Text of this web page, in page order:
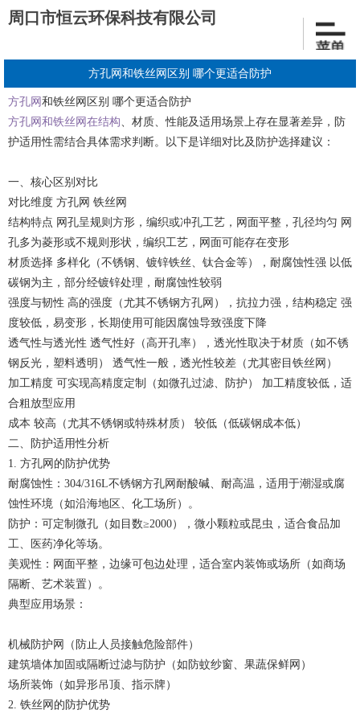
周口市恒云环保科技有限公司
方孔网和铁丝网区别 哪个更适合防护
方孔网 和铁丝网区别 哪个更适合防护
方孔网 和铁丝网在结构、材质、性能及适用场景上存在显著差异，防
护适用性需结合具体需求判断。以下是详细对比及防护选择建议：
一、核心区别对比
对比维度 方孔网 铁丝网
结构特点 网孔呈规则方形，编织或冲孔工艺，网面平整，孔径均匀 网
孔多为菱形或不规则形状，编织工艺，网面可能存在变形
材质选择 多样化（不锈钢、镀锌铁丝、钛合金等），耐腐蚀性强 以低
碳钢为主，部分经镀锌处理，耐腐蚀性较弱
强度与韧性 高的强度（尤其不锈钢方孔网），抗拉力强，结构稳定 强
度较低，易变形，长期使用可能因腐蚀导致强度下降
透气性与透光性 透气性好（高开孔率），透光性取决于材质（如不锈
钢反光，塑料透明） 透气性一般，透光性较差（尤其密目铁丝网）
加工精度 可实现高精度定制（如微孔过滤、防护） 加工精度较低，适
合粗放型应用
成本 较高（尤其不锈钢或特殊材质） 较低（低碳钢成本低）
二、防护适用性分析
1. 方孔网的防护优势
耐腐蚀性：304/316L不锈钢方孔网耐酸碱、耐高温，适用于潮湿或腐
蚀性环境（如沿海地区、化工场所）。
防护：可定制微孔（如目数≥2000），微小颗粒或昆虫，适合食品加
工、医药净化等场。
美观性：网面平整，边缘可包边处理，适合室内装饰或场所（如商场
隔断、艺术装置）。
典型应用场景：
机械防护网（防止人员接触危险部件）
建筑墙体加固或隔断过滤与防护（如防蚊纱窗、果蔬保鲜网）
场所装饰（如异形吊顶、指示牌）
2. 铁丝网的防护优势